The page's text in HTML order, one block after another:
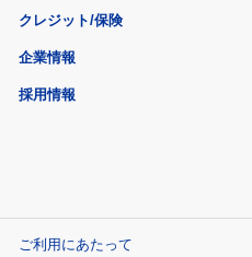
クレジット/保険
企業情報
採用情報
ご利用にあたって